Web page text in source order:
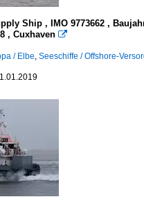
Ship , IMO 9773662 ,
, Cuxhaven 
/ Elbe, Seeschiffe / Offshore-